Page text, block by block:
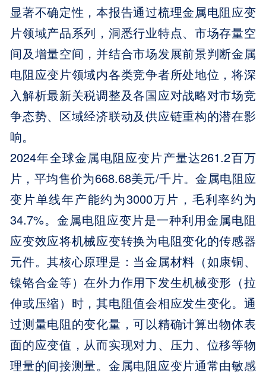
显著不确定性，本报告通过梳理金属电阻应变
片领域产品系列，洞悉行业特点、市场存量空
间及增量空间，并结合市场发展前景判断金属
电阻应变片领域内各类竞争者所处地位，将深
入解析最新关税调整及各国应对战略对市场竞
争态势、区域经济联动及供应链重构的潜在影
响。
2024年全球金属电阻应变片产量达261.2百万
片，平均售价为668.68美元/千片。金属电阻应
变片单线年产能约为3000万片，毛利率约为
34.7%。金属电阻应变片是一种利用金属电阻
应变效应将机械应变转换为电阻变化的传感器
元件。其核心原理是：当金属材料（如康铜、
镍铬合金等）在外力作用下发生机械变形（拉
伸或压缩）时，其电阻值会相应发生变化。通
过测量电阻的变化量，可以精确计算出物体表
面的应变值，从而实现对力、压力、位移等物
理量的间接测量。金属电阻应变片通常由敏感